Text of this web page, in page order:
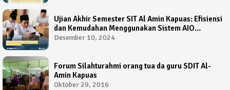
Ujian Akhir Semester SIT Al Amin Kapuas: Efisiensi
dan Kemudahan Menggunakan Sistem AIO
Computer Based Test
Desember 10, 2024
Forum Silahturahmi orang tua da guru SDIT Al-
Amin Kapuas
Oktober 29, 2016